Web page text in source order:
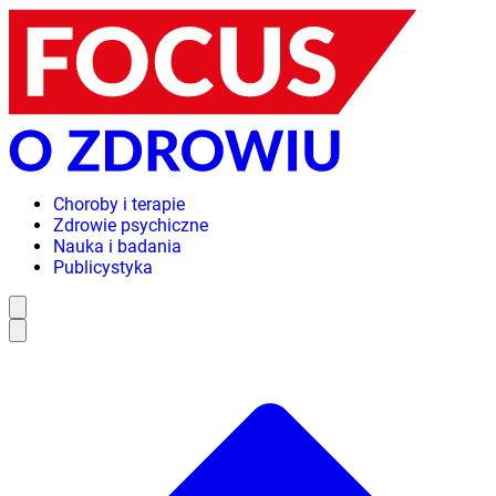
Choroby i terapie
Zdrowie psychiczne
Nauka i badania
Publicystyka